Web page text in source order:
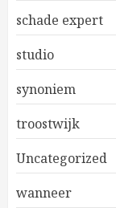
schade expert
studio
synoniem
troostwijk
Uncategorized
wanneer